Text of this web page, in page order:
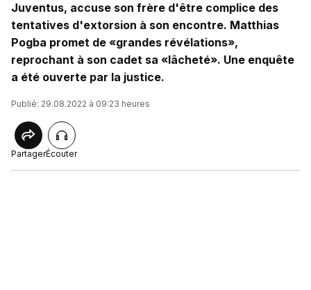
Juventus, accuse son frère d'être complice des
tentatives d'extorsion à son encontre. Matthias
Pogba promet de «grandes révélations»,
reprochant à son cadet sa «lâcheté». Une enquête
a été ouverte par la justice.
Publié: 29.08.2022 à 09:23 heures
PartagerÉcouter